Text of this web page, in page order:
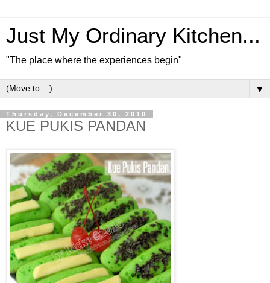
Just My Ordinary Kitchen...
"The place where the experiences begin"
▼
Thursday, December 30, 2010
KUE PUKIS PANDAN